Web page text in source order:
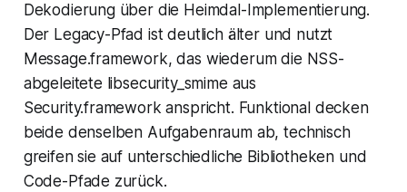
Dekodierung über die Heimdal-Implementierung.
Der Legacy-Pfad ist deutlich älter und nutzt
Message.framework, das wiederum die NSS-
abgeleitete libsecurity_smime aus
Security.framework anspricht. Funktional decken
beide denselben Aufgabenraum ab, technisch
greifen sie auf unterschiedliche Bibliotheken und
Code-Pfade zurück.